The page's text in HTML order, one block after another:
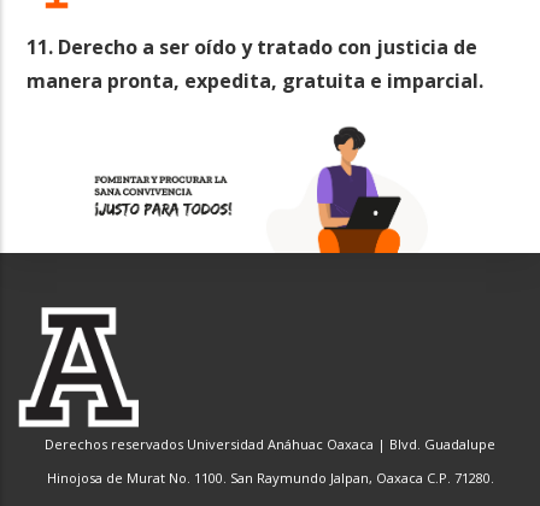
11. Derecho a ser oído y tratado con justicia de
manera pronta, expedita, gratuita e imparcial.
Derechos reservados Universidad Anáhuac Oaxaca | Blvd. Guadalupe
Hinojosa de Murat No. 1100. San Raymundo Jalpan, Oaxaca C.P. 71280.